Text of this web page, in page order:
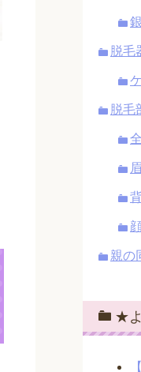
脱毛
脱毛
親の
★